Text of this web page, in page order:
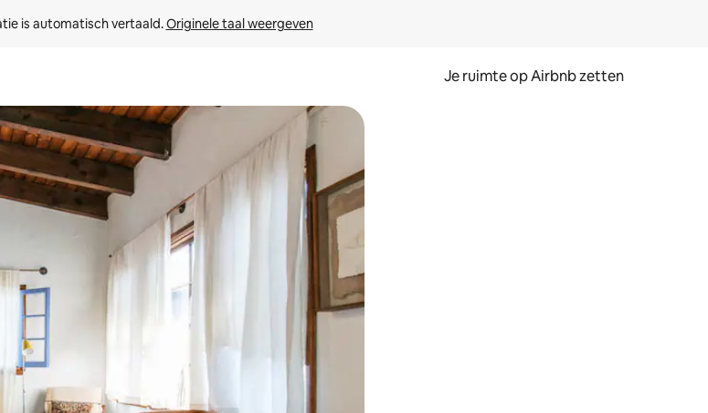
is automatisch vertaald. Originele taal weergeven
Je ruimte op Airbnb zetten
pijltjestoetsen omhoog en omlaag, óf door te tikken of swipen.